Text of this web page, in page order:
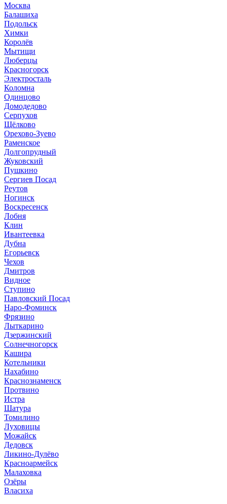
Москва
Балашиха
Подольск
Химки
Королёв
Мытищи
Люберцы
Красногорск
Электросталь
Коломна
Одинцово
Домодедово
Серпухов
Щёлково
Орехово-Зуево
Раменское
Долгопрудный
Жуковский
Пушкино
Сергиев Посад
Реутов
Ногинск
Воскресенск
Лобня
Клин
Ивантеевка
Дубна
Егорьевск
Чехов
Дмитров
Видное
Ступино
Павловский Посад
Наро-Фоминск
Фрязино
Лыткарино
Дзержинский
Солнечногорск
Кашира
Котельники
Нахабино
Краснознаменск
Протвино
Истра
Шатура
Томилино
Луховицы
Можайск
Дедовск
Ликино-Дулёво
Красноармейск
Малаховка
Озёры
Власиха